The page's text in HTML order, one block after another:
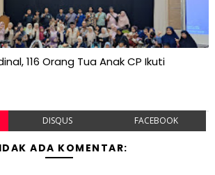
116 Orang Tua Anak CP Ikuti
DISQUS FACEBOOK
ADA KOMENTAR: